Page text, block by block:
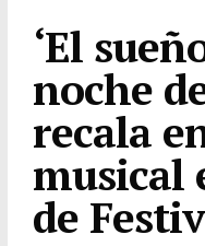
‘El
noche
recala
musical
de